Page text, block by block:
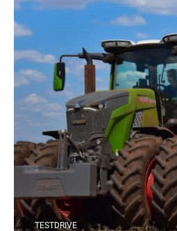
TESTDRIVE